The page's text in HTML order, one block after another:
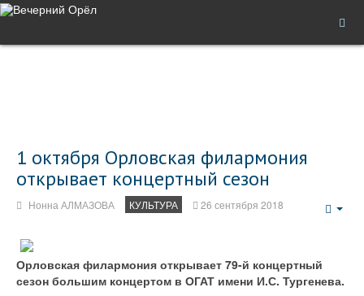
1 октября Орловская филармония
открывает концертный сезон
Нонна АЛМАЗОВА КУЛЬТУРА 26 сентября 2018
Орловская филармония открывает 79-й концертный
сезон большим концертом в ОГАТ имени И.С. Тургенева.